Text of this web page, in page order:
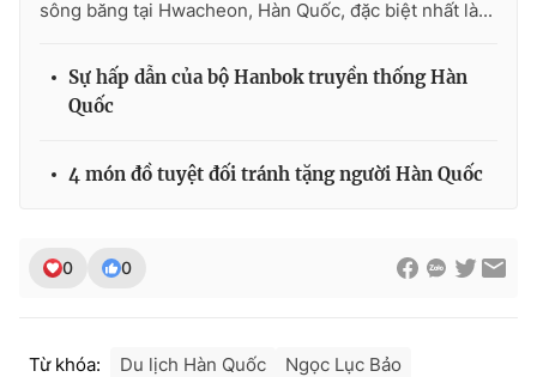
sông băng tại Hwacheon, Hàn Quốc, đặc biệt nhất là...
Sự hấp dẫn của bộ Hanbok truyền thống Hàn
Quốc
4 món đồ tuyệt đối tránh tặng người Hàn Quốc
0 0
Từ khóa: Du lịch Hàn Quốc Ngọc Lục Bảo